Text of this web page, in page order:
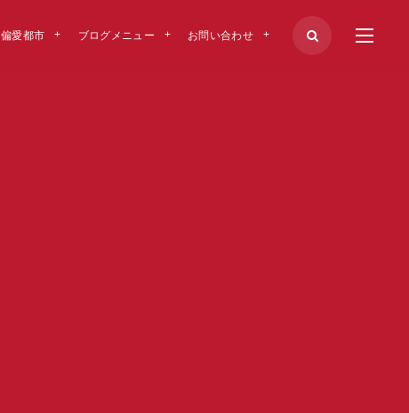
偏愛都市 ブログメニュー お問い合わせ